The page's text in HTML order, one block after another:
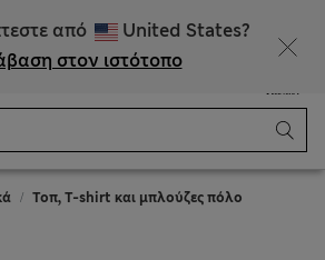
από
United States?
στον ιστότοπο
Τοπ, T-shirt και μπλούζες πόλο